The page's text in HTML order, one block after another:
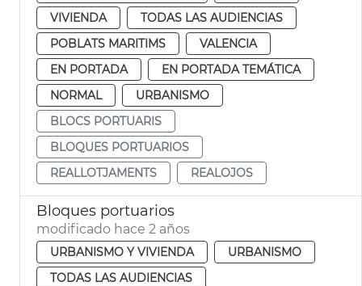
VIVIENDA
TODAS LAS AUDIENCIAS
POBLATS MARITIMS
VALENCIA
EN PORTADA
EN PORTADA TEMÁTICA
NORMAL
URBANISMO
BLOCS PORTUARIS
BLOQUES PORTUARIOS
REALLOTJAMENTS
REALOJOS
Bloques portuarios
modificado hace 2 años
URBANISMO Y VIVIENDA
URBANISMO
TODAS LAS AUDIENCIAS